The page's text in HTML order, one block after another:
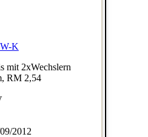
mit 2xWechslern
RM 2,54
2012